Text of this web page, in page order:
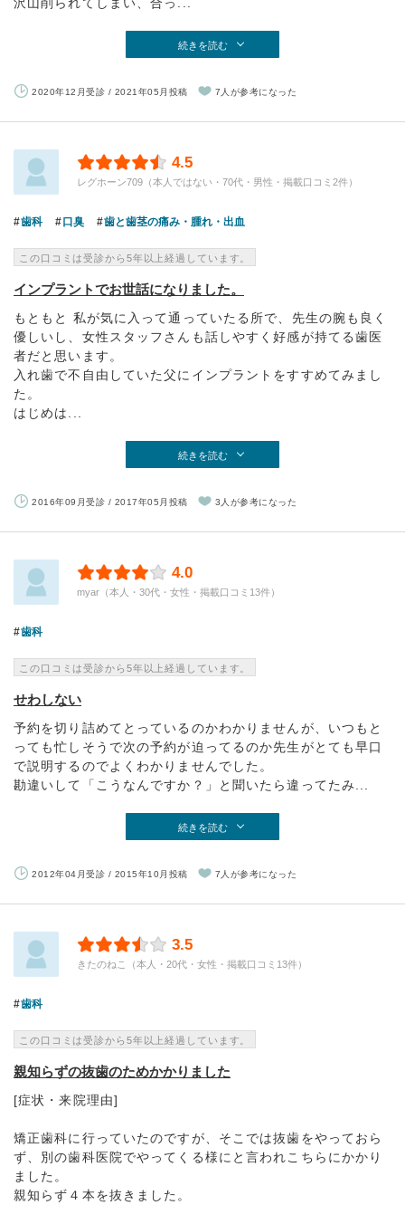
続きを読む
2020年12月受診 / 2021年05月投稿 7人が参考になった
4.5
レグホーン709（本人ではない・70代・男性・掲載口コミ2件）
歯科 口臭 歯と歯茎の痛み・腫れ・出血
この口コミは受診から5年以上経過しています。
インプラントでお世話になりました。
もともと 私が気に入って通っていたる所で、先生の腕も良く
優しいし、女性スタッフさんも話しやすく好感が持てる歯医
者だと思います。
入れ歯で不自由していた父にインプラントをすすめてみまし
た。
はじめは...
続きを読む
2016年09月受診 / 2017年05月投稿 3人が参考になった
4.0
myar（本人・30代・女性・掲載口コミ13件）
歯科
この口コミは受診から5年以上経過しています。
せわしない
予約を切り詰めてとっているのかわかりませんが、いつもと
っても忙しそうで次の予約が迫ってるのか先生がとても早口
で説明するのでよくわかりませんでした。
勘違いして「こうなんですか？」と聞いたら違ってたみ...
続きを読む
2012年04月受診 / 2015年10月投稿 7人が参考になった
3.5
きたのねこ（本人・20代・女性・掲載口コミ13件）
歯科
この口コミは受診から5年以上経過しています。
親知らずの抜歯のためかかりました
[症状・来院理由]
矯正歯科に行っていたのですが、そこでは抜歯をやっておら
ず、別の歯科医院でやってくる様にと言われこちらにかかり
ました。
親知らず４本を抜きました。